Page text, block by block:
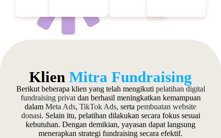
Klien Mitra Fundraising
Berikut beberapa klien yang telah mengikuti pelatihan digital
fundraising privatdan berhasil meningkatkan kemampuan
dalam Meta Ads, TikTok Ads, serta pembuatan website
donasi. Selain itu, pelatihan dilakukan secara fokus sesuai
kebutuhan. Dengan demikian, yayasan dapat langsung
menerapkan strategi fundraising secara efektif.